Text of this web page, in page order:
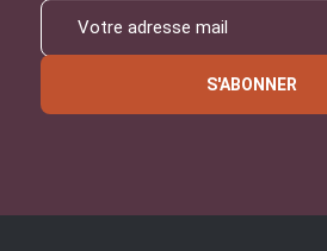
S'ABONNER